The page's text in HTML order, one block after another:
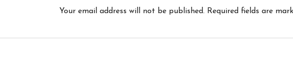
Your email address will not be published. Required fields are